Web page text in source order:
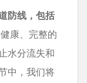
防线，包括
健康、完整的
水分流失和
中，我们将